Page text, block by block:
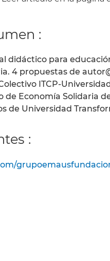
:
didáctico para
4 propuestas de
ITCP-
de Economía Solidaria
de Universidad
: